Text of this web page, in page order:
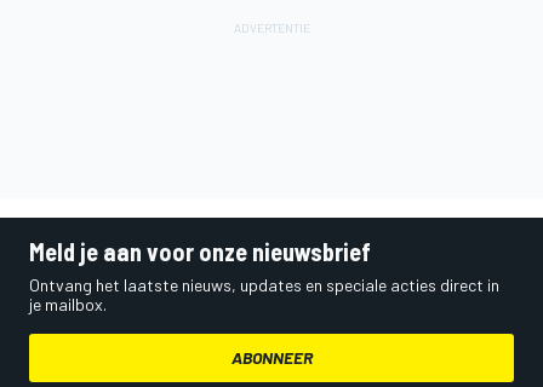
Meld je aan voor onze nieuwsbrief
Ontvang het laatste nieuws, updates en speciale acties direct in
je mailbox.
ABONNEER